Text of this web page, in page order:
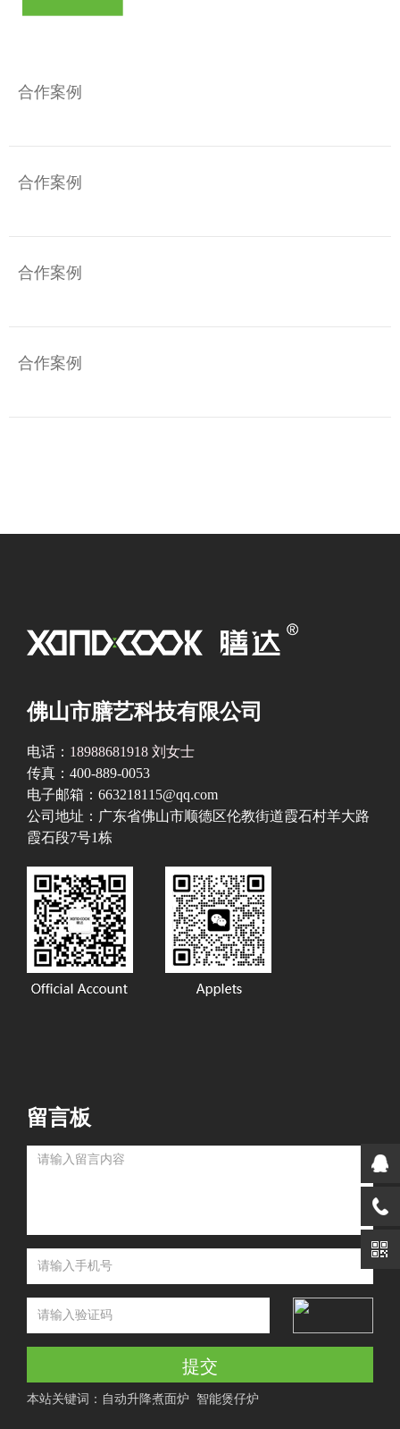
合作案例
合作案例
合作案例
合作案例
佛山市膳艺科技有限公司
电话： 18988681918 刘女士
传真：400-889-0053
电子邮箱：663218115@qq.com
公司地址：广东省佛山市顺德区伦教街道霞石村羊大路
霞石段7号1栋
留言板
提交
本站关键词： 自动升降煮面炉 智能煲仔炉